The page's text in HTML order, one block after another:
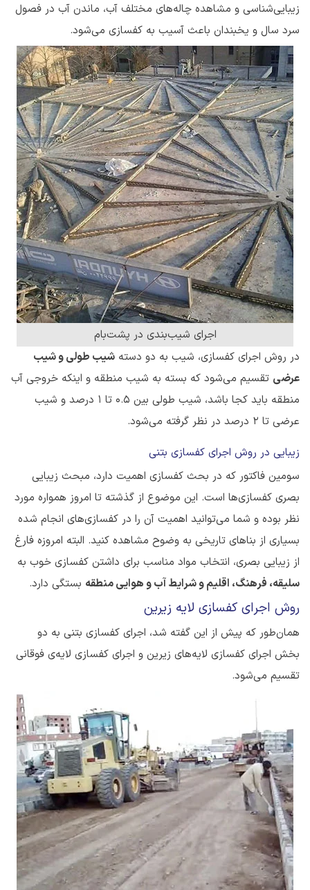
زیبایی‌شناسی و مشاهده چاله‌های مختلف آب، ماندن آب در فصول
سرد سال و یخبندان باعث آسیب به کفسازی می‌شود.
اجرای شیب‌بندی در پشت‌بام
در روش اجرای کفسازی، شیب به دو دسته شیب طولی و شیب
عرضی تقسیم می‌شود که بسته به شیب منطقه و اینکه خروجی آب
منطقه باید کجا باشد، شیب طولی بین 0.5 تا 1 درصد و شیب
عرضی تا 2 درصد در نظر گرفته می‌شود.
زیبایی در روش اجرای کفسازی بتنی
سومین فاکتور که در بحث کفسازی اهمیت دارد، مبحث زیبایی
بصری کفسازی‌ها است. این موضوع از گذشته تا امروز همواره مورد
نظر بوده و شما می‌توانید اهمیت آن را در کفسازی‌های انجام شده‌
بسیاری از بناهای تاریخی به وضوح مشاهده کنید. البته امروزه فارغ
از زیبایی بصری، انتخاب مواد مناسب برای داشتن کفسازی خوب به
سلیقه، فرهنگ، اقلیم و شرایط آب و هوایی منطقه بستگی دارد.
روش اجرای کفسازی لایه زیرین
همان‌طور که پیش از این گفته شد، اجرای کفسازی بتنی به دو
بخش اجرای کفسازی لایه‌های زیرین و اجرای کفسازی لایه‌ی فوقانی
تقسیم می‌شود.